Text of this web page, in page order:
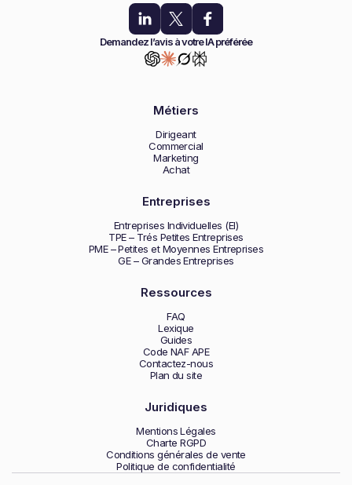
Demandez l’avis à votre IA préférée
Métiers
Dirigeant
Commercial
Marketing
Achat
Entreprises
Entreprises Individuelles (EI)
TPE – Trés Petites Entreprises
PME – Petites et Moyennes Entreprises
GE – Grandes Entreprises
Ressources
FAQ
Lexique
Guides
Code NAF APE
Contactez-nous
Plan du site
Juridiques
Mentions Légales
Charte RGPD
Conditions générales de vente
Politique de confidentialité